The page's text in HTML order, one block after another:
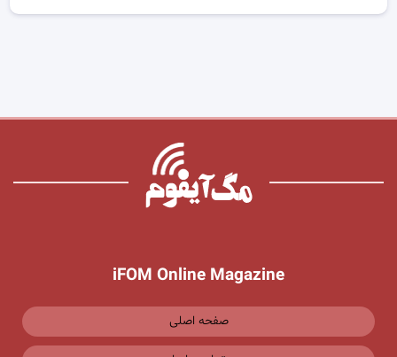
iFOM Online Magazine
صفحه اصلی